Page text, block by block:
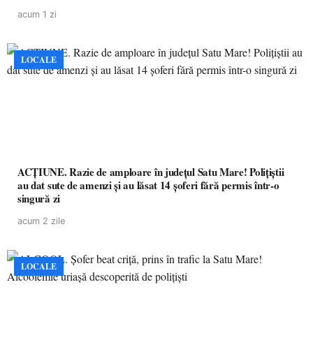
acum 1 zi
LOCALE
ACȚIUNE. Razie de amploare în județul Satu Mare! Polițiștii
au dat sute de amenzi și au lăsat 14 șoferi fără permis într-o
singură zi
acum 2 zile
LOCALE